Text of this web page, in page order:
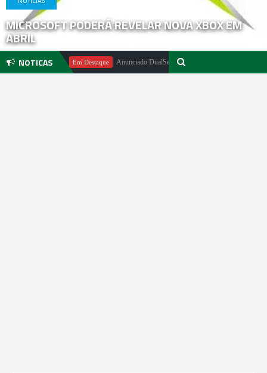
MICROSOFT PODERÁ REVELAR NOVA XBOX EM
ABRIL
NOTICAS
Pachter Em Destaque Anunciado DualSense The Last of Us Limited Edition